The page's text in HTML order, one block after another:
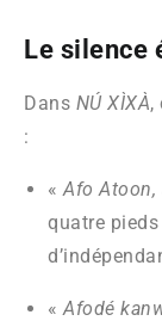
Le silence
Dans NÚ XÌXÀ,
:
« Afo Atoon,
quatre
« Afodé